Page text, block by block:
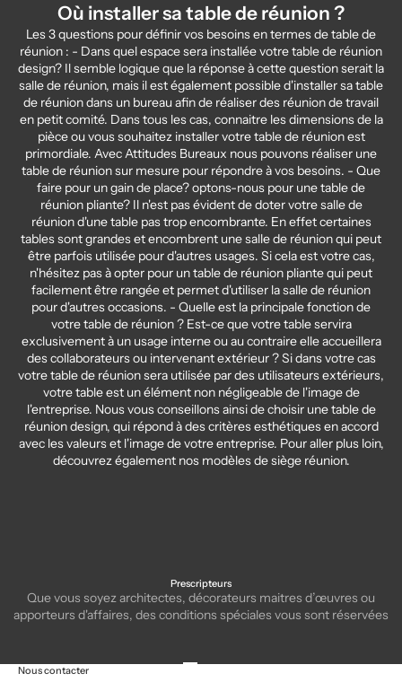
Où installer sa table de réunion ?
Les 3 questions pour définir vos besoins en termes de table de
réunion : - Dans quel espace sera installée votre table de réunion
design? Il semble logique que la réponse à cette question serait la
salle de réunion, mais il est également possible d'installer sa table
de réunion dans un bureau afin de réaliser des réunion de travail
en petit comité. Dans tous les cas, connaitre les dimensions de la
pièce ou vous souhaitez installer votre table de réunion est
primordiale. Avec Attitudes Bureaux nous pouvons réaliser une
table de réunion sur mesure pour répondre à vos besoins. - Que
faire pour un gain de place? optons-nous pour une table de
réunion pliante? Il n'est pas évident de doter votre salle de
réunion d'une table pas trop encombrante. En effet certaines
tables sont grandes et encombrent une salle de réunion qui peut
être parfois utilisée pour d'autres usages. Si cela est votre cas,
n'hésitez pas à opter pour un table de réunion pliante qui peut
facilement être rangée et permet d'utiliser la salle de réunion
pour d'autres occasions. - Quelle est la principale fonction de
votre table de réunion ? Est-ce que votre table servira
exclusivement à un usage interne ou au contraire elle accueillera
des collaborateurs ou intervenant extérieur ? Si dans votre cas
votre table de réunion sera utilisée par des utilisateurs extérieurs,
votre table est un élément non négligeable de l'image de
l'entreprise. Nous vous conseillons ainsi de choisir une table de
réunion design, qui répond à des critères esthétiques en accord
avec les valeurs et l'image de votre entreprise. Pour aller plus loin,
découvrez également nos modèles de siège réunion.
Prescripteurs
Que vous soyez architectes, décorateurs maitres d’œuvres ou
apporteurs d'affaires, des conditions spéciales vous sont réservées
Nous contacter